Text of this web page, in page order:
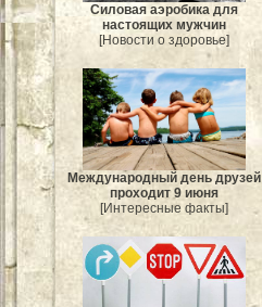
Силовая аэробика для
настоящих мужчин
[Новости о здоровье]
Международный день друзей
проходит 9 июня
[Интересные факты]